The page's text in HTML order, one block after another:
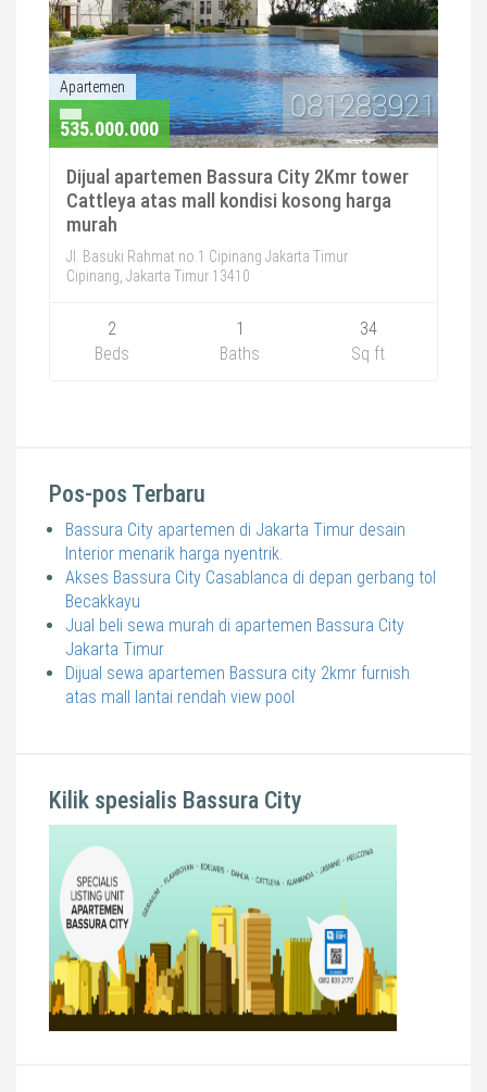
Apartemen
535.000.000
Dijual apartemen Bassura City 2Kmr tower
Cattleya atas mall kondisi kosong harga
murah
Jl. Basuki Rahmat no.1 Cipinang Jakarta Timur
Cipinang, Jakarta Timur 13410
2
Beds
1
Baths
34
Sq ft
Pos-pos Terbaru
Bassura City apartemen di Jakarta Timur desain
Interior menarik harga nyentrik.
Akses Bassura City Casablanca di depan gerbang tol
Becakkayu
Jual beli sewa murah di apartemen Bassura City
Jakarta Timur
Dijual sewa apartemen Bassura city 2kmr furnish
atas mall lantai rendah view pool
Kilik spesialis Bassura City